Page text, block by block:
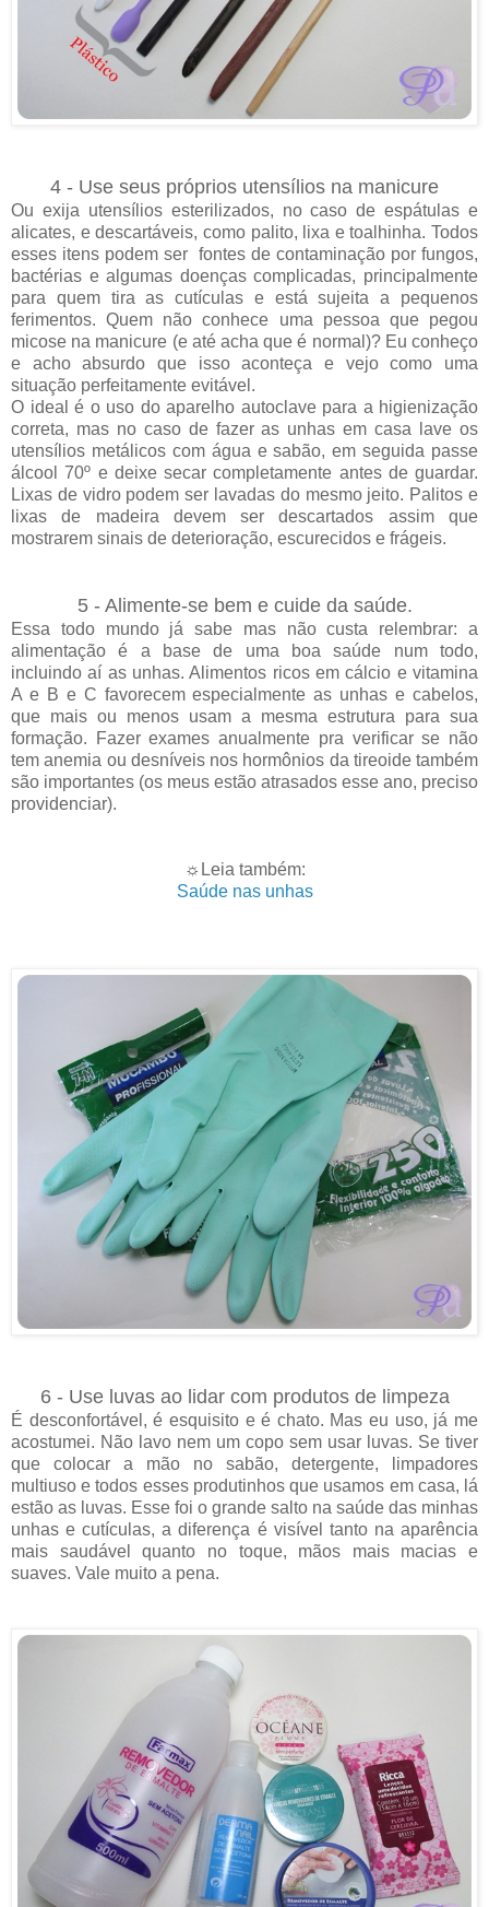
4 - Use seus próprios utensílios na manicure
Ou exija utensílios esterilizados, no caso de espátulas e
alicates, e descartáveis, como palito, lixa e toalhinha. Todos
esses itens podem ser fontes de contaminação por fungos,
bactérias e algumas doenças complicadas, principalmente
para quem tira as cutículas e está sujeita a pequenos
ferimentos. Quem não conhece uma pessoa que pegou
micose na manicure (e até acha que é normal)? Eu conheço
e acho absurdo que isso aconteça e vejo como uma
situação perfeitamente evitável.
O ideal é o uso do aparelho autoclave para a higienização
correta, mas no caso de fazer as unhas em casa lave os
utensílios metálicos com água e sabão, em seguida passe
álcool 70º e deixe secar completamente antes de guardar.
Lixas de vidro podem ser lavadas do mesmo jeito. Palitos e
lixas de madeira devem ser descartados assim que
mostrarem sinais de deterioração, escurecidos e frágeis.
5 - Alimente-se bem e cuide da saúde.
Essa todo mundo já sabe mas não custa relembrar: a
alimentação é a base de uma boa saúde num todo,
incluindo aí as unhas. Alimentos ricos em cálcio e vitamina
A e B e C favorecem especialmente as unhas e cabelos,
que mais ou menos usam a mesma estrutura para sua
formação. Fazer exames anualmente pra verificar se não
tem anemia ou desníveis nos hormônios da tireoide também
são importantes (os meus estão atrasados esse ano, preciso
providenciar).
☼Leia também:
Saúde nas unhas
6 - Use luvas ao lidar com produtos de limpeza
É desconfortável, é esquisito e é chato. Mas eu uso, já me
acostumei. Não lavo nem um copo sem usar luvas. Se tiver
que colocar a mão no sabão, detergente, limpadores
multiuso e todos esses produtinhos que usamos em casa, lá
estão as luvas. Esse foi o grande salto na saúde das minhas
unhas e cutículas, a diferença é visível tanto na aparência
mais saudável quanto no toque, mãos mais macias e
suaves. Vale muito a pena.